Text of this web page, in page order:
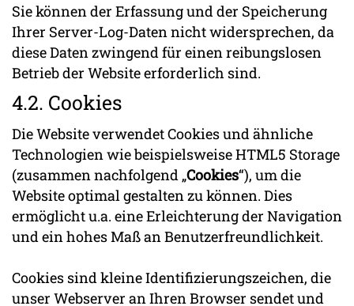
Sie können der Erfassung und der Speicherung
Ihrer Server-Log-Daten nicht widersprechen, da
diese Daten zwingend für einen reibungslosen
Betrieb der Website erforderlich sind.
4.2. Cookies
Die Website verwendet Cookies und ähnliche
Technologien wie beispielsweise HTML5 Storage
(zusammen nachfolgend „Cookies“), um die
Website optimal gestalten zu können. Dies
ermöglicht u.a. eine Erleichterung der Navigation
und ein hohes Maß an Benutzerfreundlichkeit.
Cookies sind kleine Identifizierungszeichen, die
unser Webserver an Ihren Browser sendet und